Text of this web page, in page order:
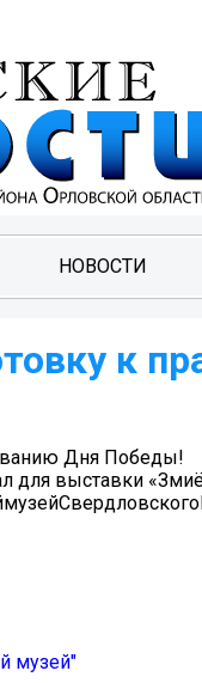
НОВОСТИ
к
Дня Победы!
для выставки
музей"